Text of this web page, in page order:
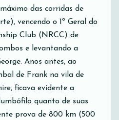
das corridas de
vencendo o 1º Geral do
Club (NRCC) de
e levantando a
Anos antes, ao
de Frank na vila de
ficava evidente a
quanto de suas
prova de 800 km (500